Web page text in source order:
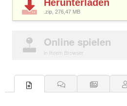
Herunterladen
.zip, 276,47 MB
Online spielen
in Ihrem Browser